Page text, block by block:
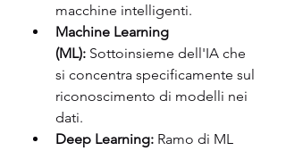
macchine intelligenti.
Machine Learning
(ML): Sottoinsieme dell'IA che
si concentra specificamente sul
riconoscimento di modelli nei
dati.
Deep Learning: Ramo di ML